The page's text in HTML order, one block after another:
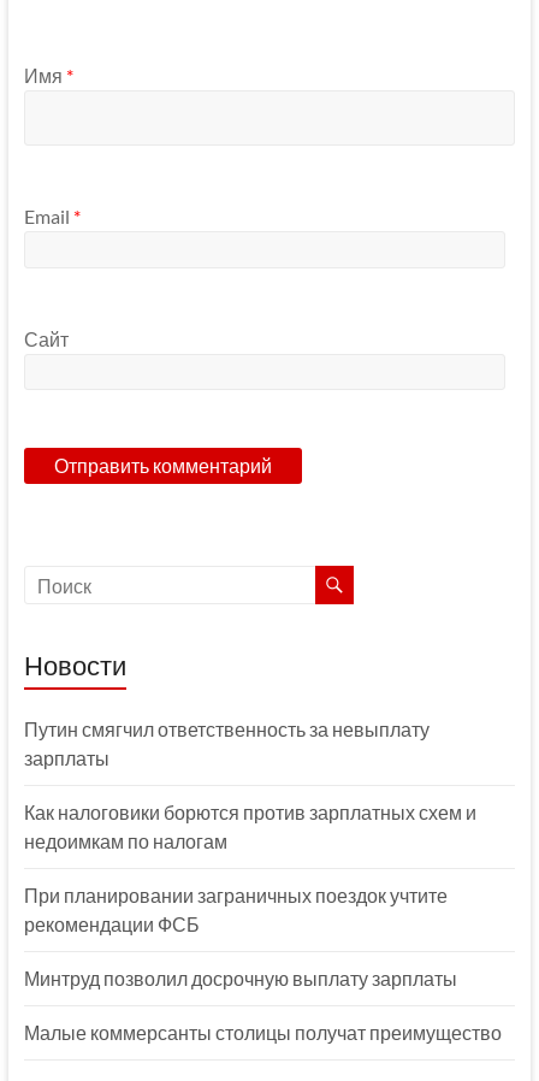
Имя *
Email *
Сайт
Новости
Путин смягчил ответственность за невыплату
зарплаты
Как налоговики борются против зарплатных схем и
недоимкам по налогам
При планировании заграничных поездок учтите
рекомендации ФСБ
Минтруд позволил досрочную выплату зарплаты
Малые коммерсанты столицы получат преимущество